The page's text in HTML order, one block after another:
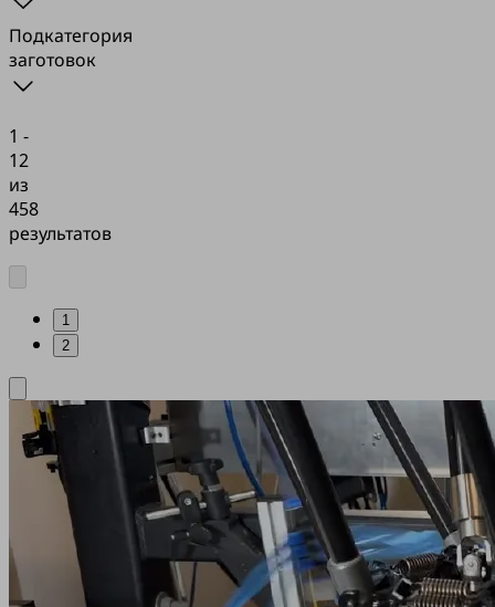
Подкатегория
заготовок
1 -
12
из
458
результатов
1
2